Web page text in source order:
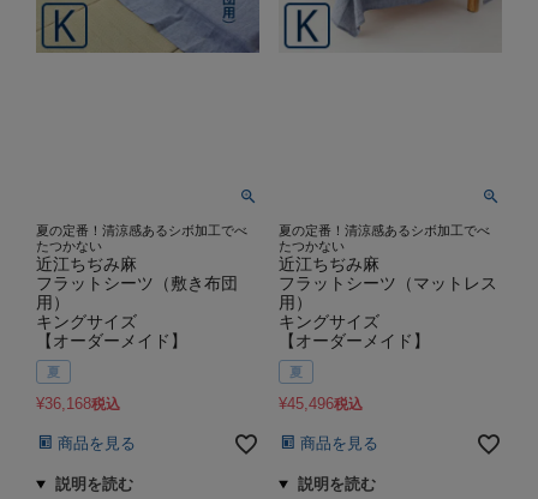
夏の定番！清涼感あるシボ加工でべ
たつかない
近江ちぢみ麻
フラットシーツ（敷き布団
用）
キングサイズ
【オーダーメイド】
夏
¥36,168税込
商品を見る
夏の定番！清涼感あるシボ加工でべ
たつかない
近江ちぢみ麻
フラットシーツ（マットレス
用）
キングサイズ
【オーダーメイド】
夏
¥45,496税込
商品を見る